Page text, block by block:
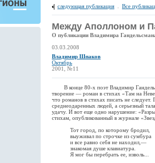
следующая публикация Все
Между Аполлоном и
О публикации Владимира
03.03.2008
Владимир Шпаков
Октябрь
2001, №11
В конце 80-х поэт Владимир
творение — роман в стихах «Там на
что романов в стихах писать не следует.
среднеодаренных людей, а серьезный
удачу. И вот еще одно нарушение:
стихам, опубликованный в журнале
Тот город, по которому бродил,
выуживал по строчке из сумбура
и все равно себя не находил,—
знакомая душе клавиатура.
Я мог бы перебрать ее, изволь...